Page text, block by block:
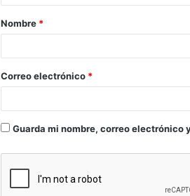
Nombre *
Correo electrónico *
Guarda mi nombre, correo electrónico